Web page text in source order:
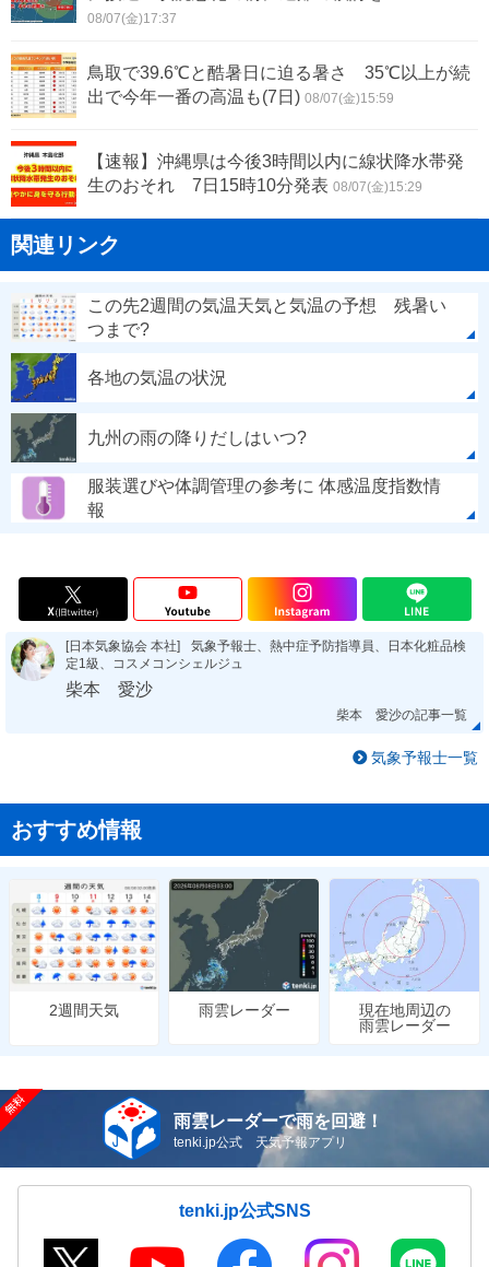
08/07(金)17:37
鳥取で39.6℃と酷暑日に迫る暑さ 35℃以上が続
出で今年一番の高温も(7日) 08/07(金)15:59
【速報】沖縄県は今後3時間以内に線状降水帯発
生のおそれ 7日15時10分発表 08/07(金)15:29
関連リンク
この先2週間の気温天気と気温の予想 残暑い
つまで?
各地の気温の状況
九州の雨の降りだしはいつ?
服装選びや体調管理の参考に 体感温度指数情
報
[日本気象協会 本社]
気象予報士、熱中症予防指導員、日本化粧品検
定1級、コスメコンシェルジュ
柴本 愛沙
柴本 愛沙の記事一覧
気象予報士一覧
おすすめ情報
2週間天気 雨雲レーダー
現在地周辺の
雨雲レーダー
雨雲レーダーで雨を回避！
tenki.jp公式 天気予報アプリ
tenki.jp公式SNS